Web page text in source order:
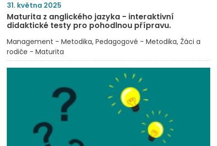
31. května 2025
Maturita z anglického jazyka - interaktivní
didaktické testy pro pohodlnou přípravu.
Management - Metodika Pedagogové - Metodika Žáci a
rodiče - Maturita